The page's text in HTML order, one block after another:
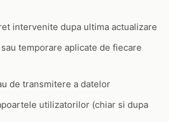
intervenite dupa ultima actualizare
temporare aplicate de fiecare
de transmitere a datelor
utilizatorilor (chiar si dupa